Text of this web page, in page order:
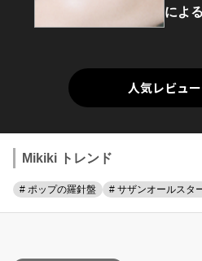
によ
人気レビュ
Mikiki トレンド
# ポップの羅針盤 # サザンオールスタ